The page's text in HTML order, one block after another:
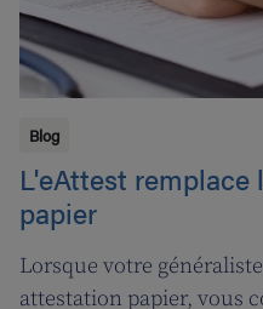
Blog
L'eAttest
papier
Lorsque votre
attestation papier, vous